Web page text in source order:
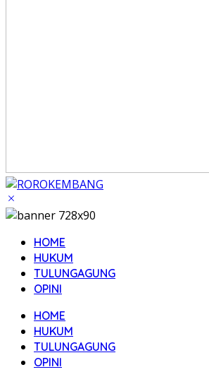
HOME
HUKUM
TULUNGAGUNG
OPINI
HOME
HUKUM
TULUNGAGUNG
OPINI